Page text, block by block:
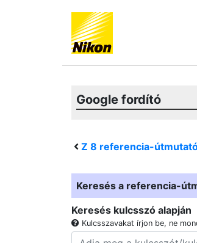
Google fordító
Z 8 referencia-útmutató
Keresés a referencia-
Keresés kulcsszó alapján
Kulcsszavakat írjon be, ne